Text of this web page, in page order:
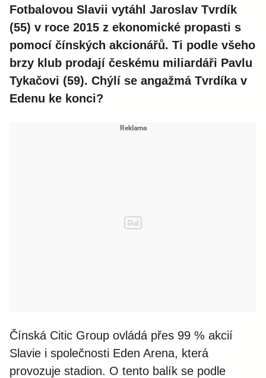
Fotbalovou Slavii vytáhl Jaroslav Tvrdík
(55) v roce 2015 z ekonomické propasti s
pomocí čínských akcionářů. Ti podle všeho
brzy klub prodají českému miliardáři Pavlu
Tykačovi (59). Chýlí se angažmá Tvrdíka v
Edenu ke konci?
Čínská Citic Group ovládá přes 99 % akcií
Slavie i společnosti Eden Arena, která
provozuje stadion. O tento balík se podle